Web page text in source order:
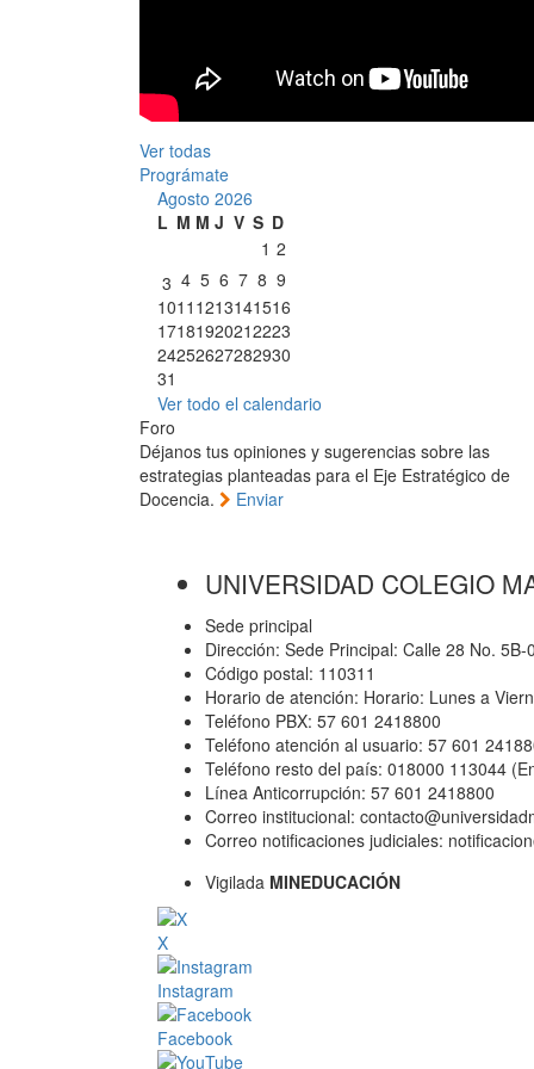
Ver todas
Prográmate
Agosto 2026
L M M J V S D
1 2
3 4 5 6 7 8 9
1011 1213141516
17181920212223
24252627282930
31
Ver todo el calendario
Foro
Déjanos tus opiniones y sugerencias sobre las
estrategias planteadas para el Eje Estratégico de
Docencia.
Enviar
UNIVERSIDAD COLEGIO
Sede principal
Dirección: Sede Principal: Calle 28 No.
Código postal: 110311
Horario de atención: Horario: Lunes a
Teléfono PBX: 57 601 2418800
Teléfono atención al usuario: 57 601
Teléfono resto del país: 018000 113044
Línea Anticorrupción: 57 601 2418800
Correo institucional:
Correo notificaciones judiciales:
Vigilada MINEDUCACIÓN
X
Instagram
Facebook